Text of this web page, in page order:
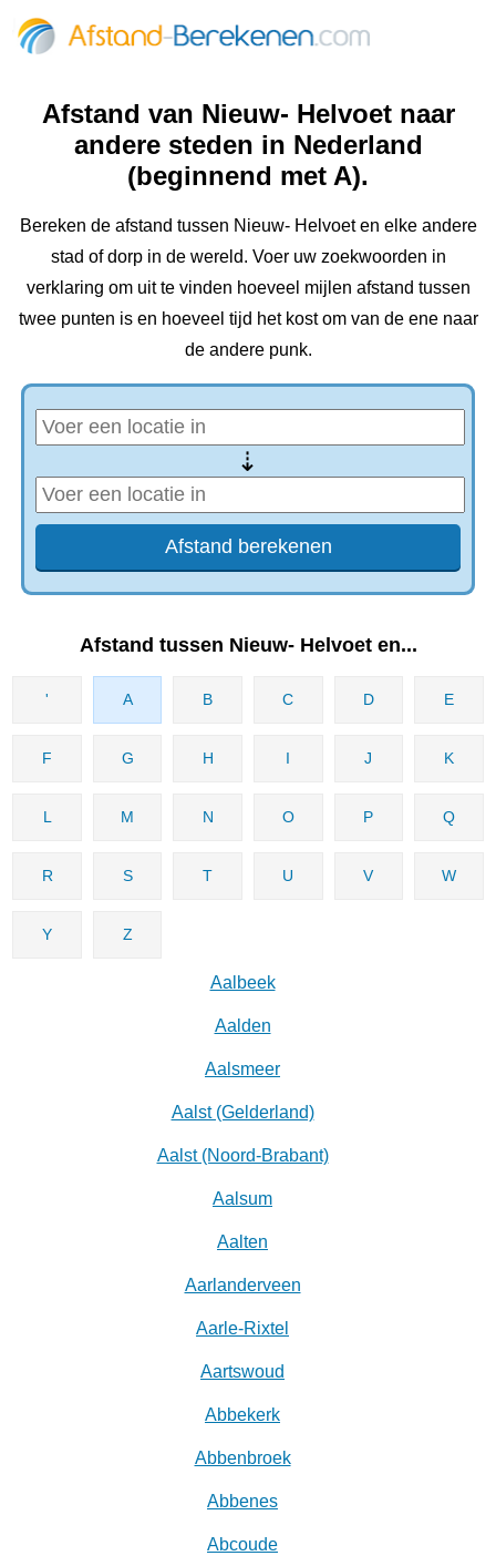
Afstand van Nieuw- Helvoet naar
andere steden in Nederland
(beginnend met A).
Bereken de afstand tussen Nieuw- Helvoet en elke andere
stad of dorp in de wereld. Voer uw zoekwoorden in
verklaring om uit te vinden hoeveel mijlen afstand tussen
twee punten is en hoeveel tijd het kost om van de ene naar
de andere punk.
⇢
Afstand tussen Nieuw- Helvoet en...
' A B C D E
F G H I J K
L M N O P Q
R S T U V W
Y Z
Aalbeek
Aalden
Aalsmeer
Aalst (Gelderland)
Aalst (Noord-Brabant)
Aalsum
Aalten
Aarlanderveen
Aarle-Rixtel
Aartswoud
Abbekerk
Abbenbroek
Abbenes
Abcoude